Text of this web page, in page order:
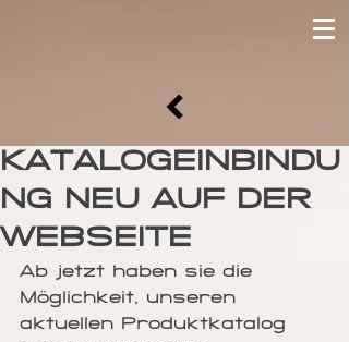
KATALOGEINBINDU
NG NEU AUF DER
WEBSEITE
Ab jetzt haben sie die
Möglichkeit, unseren
aktuellen Produktkatalog